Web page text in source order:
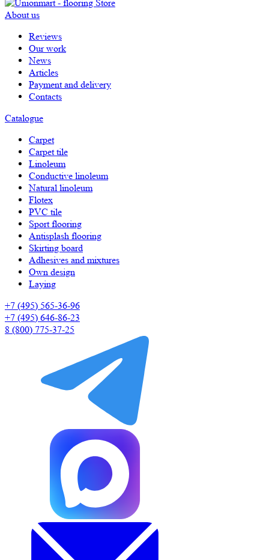
About us
Reviews
Our work
News
Articles
Payment and delivery
Contacts
Catalogue
Carpet
Carpet tile
Linoleum
Сonductive linoleum
Natural linoleum
Flotex
PVC tile
Sport flooring
Antisplash flooring
Skirting board
Adhesives and mixtures
Own design
Laying
+7 (495) 565-36-96
+7 (495) 646-86-23
8 (800) 775-37-25